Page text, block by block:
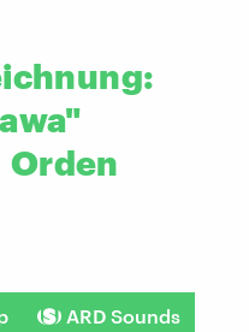
Orden
ARD Sounds